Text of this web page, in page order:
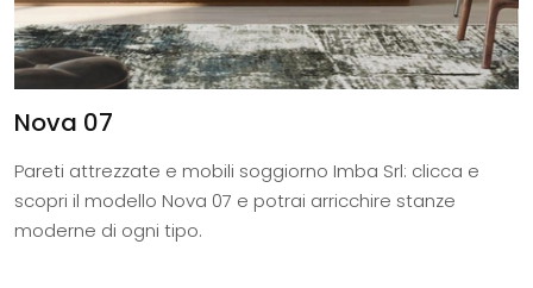
Nova 07
Pareti attrezzate e mobili soggiorno Imba Srl: clicca e
scopri il modello Nova 07 e potrai arricchire stanze
moderne di ogni tipo.